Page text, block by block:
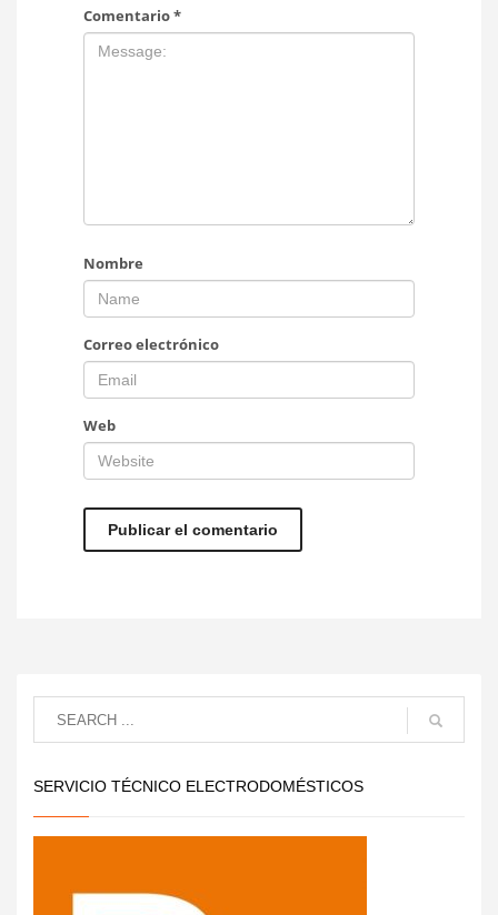
Comentario*
Nombre
Correo electrónico
Web
SERVICIO TÉCNICO ELECTRODOMÉSTICOS